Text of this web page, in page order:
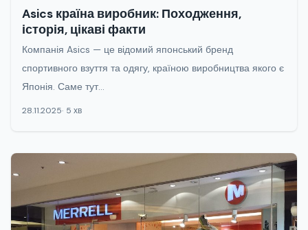
Asics країна виробник: Походження,
історія, цікаві факти
Компанія Asics — це відомий японський бренд
спортивного взуття та одягу, країною виробництва якого є
Японія. Саме тут...
28.11.2025 5 хв